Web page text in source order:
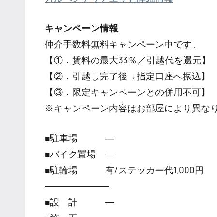
キャンペーン情報
仲介手数料無料キャンペーン中です。
【①．賃料の最大33％／引越代を還元】
【②．引越し完了後→指定口座へ振込】
【③．限定キャンペーンとの併用不可】
※キャンペーン内容はお部屋により異な
■駐車場 ―
■バイク置場 ―
■駐輪場 有/ステッカー代1,000円
―――――――
■設 計 ―